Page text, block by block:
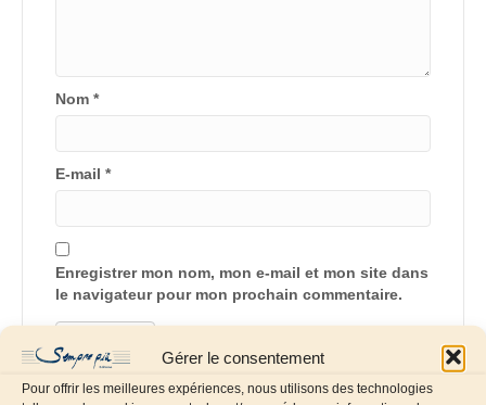
Gérer le consentement
Pour offrir les meilleures expériences, nous utilisons des technologies
Nom *
E-mail *
Enregistrer mon nom, mon e-mail et mon site dans
le navigateur pour mon prochain commentaire.